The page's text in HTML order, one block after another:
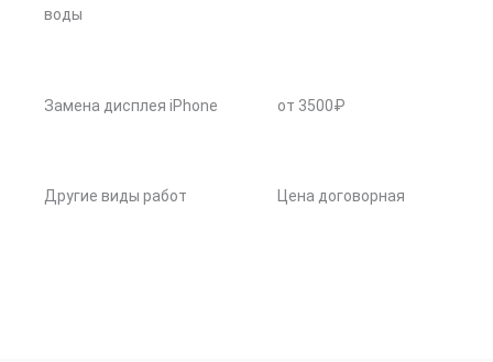
воды
Замена дисплея iPhone от 3500₽
Другие виды работ Цена договорная